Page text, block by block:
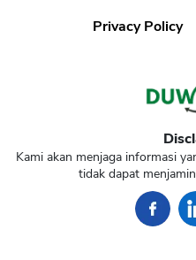
Privacy Policy
Kami akan menjaga informasi
tidak dapat